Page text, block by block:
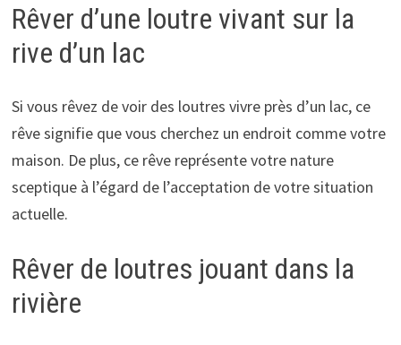
Rêver d’une loutre vivant sur la
rive d’un lac
Si vous rêvez de voir des loutres vivre près d’un lac, ce
rêve signifie que vous cherchez un endroit comme votre
maison. De plus, ce rêve représente votre nature
sceptique à l’égard de l’acceptation de votre situation
actuelle.
Rêver de loutres jouant dans la
rivière